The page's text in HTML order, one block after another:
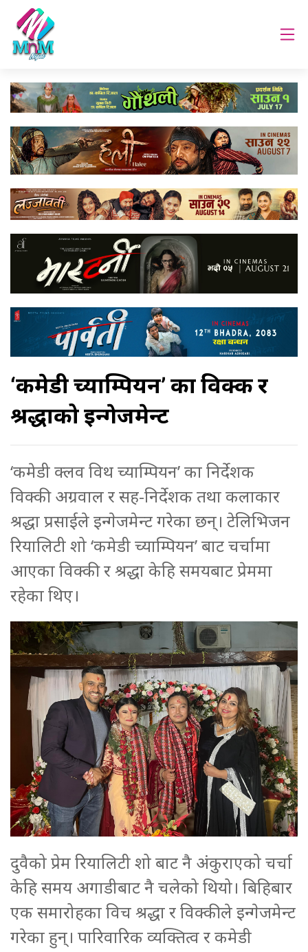
‘कमेडी च्याम्पियन’ का विक्की र
श्रद्धाको इन्गेजमेन्ट
‘कमेडी क्लव विथ च्याम्पियन’ का निर्देशक
विक्की अग्रवाल र सह-निर्देशक तथा कलाकार
श्रद्धा प्रसाईले इन्गेजमेन्ट गरेका छन्। टेलिभिजन
रियालिटी शो ‘कमेडी च्याम्पियन’ बाट चर्चामा
आएका विक्की र श्रद्धा केहि समयबाट प्रेममा
रहेका थिए।
दुवैको प्रेम रियालिटी शो बाट नै अंकुराएको चर्चा
केहि समय अगाडीबाट नै चलेको थियो। बिहिबार
एक समारोहका विच श्रद्धा र विक्कीले इन्गेजमेन्ट
गरेका हुन्। पारिवारिक व्यक्तित्व र कमेडी